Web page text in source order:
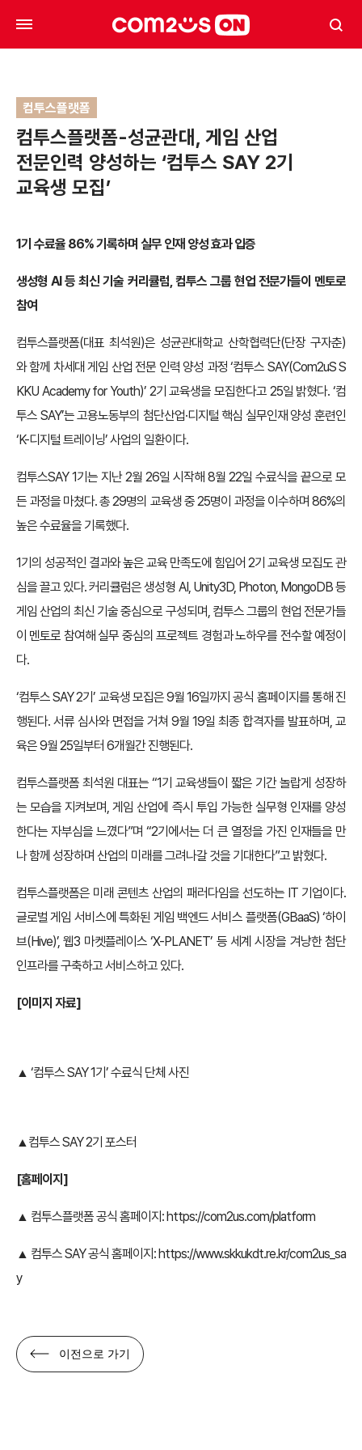
컴투스플랫폼
컴투스플랫폼-성균관대, 게임 산업
전문인력 양성하는 ‘컴투스 SAY 2기
교육생 모집’
1기 수료율 86% 기록하며 실무 인재 양성 효과 입증
생성형 AI 등 최신 기술 커리큘럼, 컴투스 그룹 현업 전문가들이 멘토로
참여
컴투스플랫폼(대표 최석원)은 성균관대학교 산학협력단(단장 구자춘)
와 함께 차세대 게임 산업 전문 인력 양성 과정 ‘컴투스 SAY(Com2uS S
KKU Academy for Youth)’ 2기 교육생을 모집한다고 25일 밝혔다. ‘컴
투스 SAY’는 고용노동부의 첨단산업·디지털 핵심 실무인재 양성 훈련인
‘K-디지털 트레이닝’ 사업의 일환이다.
컴투스SAY 1기는 지난 2월 26일 시작해 8월 22일 수료식을 끝으로 모
든 과정을 마쳤다. 총 29명의 교육생 중 25명이 과정을 이수하며 86%의
높은 수료율을 기록했다.
1기의 성공적인 결과와 높은 교육 만족도에 힘입어 2기 교육생 모집도 관
심을 끌고 있다. 커리큘럼은 생성형 AI, Unity3D, Photon, MongoDB 등
게임 산업의 최신 기술 중심으로 구성되며, 컴투스 그룹의 현업 전문가들
이 멘토로 참여해 실무 중심의 프로젝트 경험과 노하우를 전수할 예정이
다.
‘컴투스 SAY 2기’ 교육생 모집은 9월 16일까지 공식 홈페이지를 통해 진
행된다. 서류 심사와 면접을 거쳐 9월 19일 최종 합격자를 발표하며, 교
육은 9월 25일부터 6개월간 진행된다.
컴투스플랫폼 최석원 대표는 “1기 교육생들이 짧은 기간 놀랍게 성장하
는 모습을 지켜보며, 게임 산업에 즉시 투입 가능한 실무형 인재를 양성
한다는 자부심을 느꼈다”며 “2기에서는 더 큰 열정을 가진 인재들을 만
나 함께 성장하며 산업의 미래를 그려나갈 것을 기대한다”고 밝혔다.
컴투스플랫폼은 미래 콘텐츠 산업의 패러다임을 선도하는 IT 기업이다.
글로벌 게임 서비스에 특화된 게임 백엔드 서비스 플랫폼(GBaaS) ‘하이
브(Hive)’, 웹3 마켓플레이스 ‘X-PLANET’ 등 세계 시장을 겨냥한 첨단
인프라를 구축하고 서비스하고 있다.
[이미지 자료]
▲ ‘컴투스 SAY 1기’ 수료식 단체 사진
▲컴투스 SAY 2기 포스터
[홈페이지]
▲ 컴투스플랫폼 공식 홈페이지: https://com2us.com/platform
▲ 컴투스 SAY 공식 홈페이지: https://www.skkukdt.re.kr/com2us_sa
y
이전으로 가기